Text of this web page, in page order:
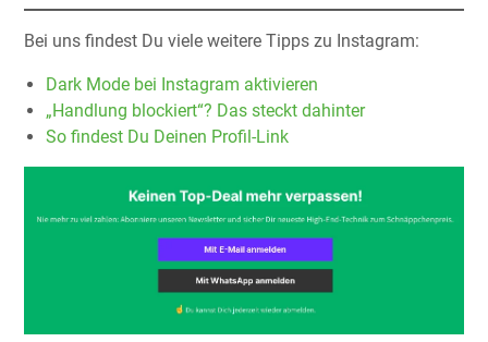
Bei uns findest Du viele weitere Tipps zu Instagram:
Dark Mode bei Instagram aktivieren
„Handlung blockiert“? Das steckt dahinter
So findest Du Deinen Profil-Link